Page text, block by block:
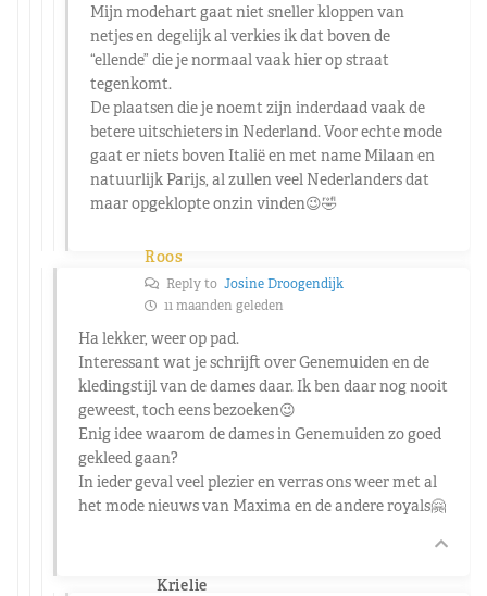
Mijn modehart gaat niet sneller kloppen van
netjes en degelijk al verkies ik dat boven de
“ellende” die je normaal vaak hier op straat
tegenkomt.
De plaatsen die je noemt zijn inderdaad vaak de
betere uitschieters in Nederland. Voor echte mode
gaat er niets boven Italië en met name Milaan en
natuurlijk Parijs, al zullen veel Nederlanders dat
maar opgeklopte onzin vinden😉🤣
Roos
Reply to Josine Droogendijk
11 maanden geleden
Ha lekker, weer op pad.
Interessant wat je schrijft over Genemuiden en de
kledingstijl van de dames daar. Ik ben daar nog nooit
geweest, toch eens bezoeken😉
Enig idee waarom de dames in Genemuiden zo goed
gekleed gaan?
In ieder geval veel plezier en verras ons weer met al
het mode nieuws van Maxima en de andere royals🤗
Krielie